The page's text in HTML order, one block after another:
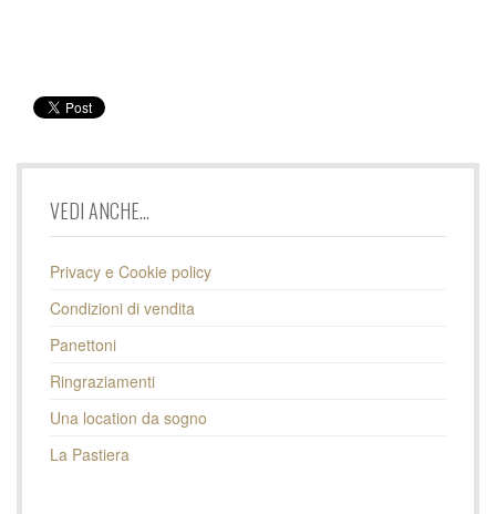
VEDI ANCHE...
Privacy e Cookie policy
Condizioni di vendita
Panettoni
Ringraziamenti
Una location da sogno
La Pastiera